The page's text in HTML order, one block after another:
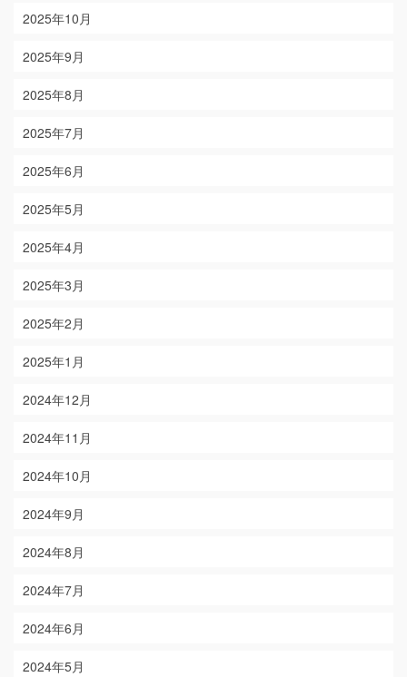
2025年10月
2025年9月
2025年8月
2025年7月
2025年6月
2025年5月
2025年4月
2025年3月
2025年2月
2025年1月
2024年12月
2024年11月
2024年10月
2024年9月
2024年8月
2024年7月
2024年6月
2024年5月